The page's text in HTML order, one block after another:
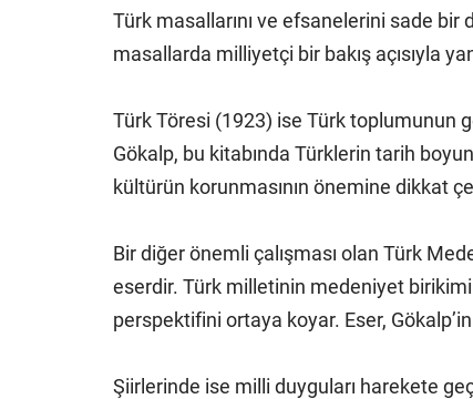
Türk masallarını ve efsanelerini sade bir
masallarda milliyetçi bir bakış açısıyla
Türk Töresi (1923) ise Türk toplumunun
Gökalp, bu kitabında Türklerin tarih
kültürün korunmasının önemine dikkat
Bir diğer önemli çalışması olan Türk
eserdir. Türk milletinin medeniyet
perspektifini ortaya koyar. Eser,
Şiirlerinde ise milli duyguları harekete